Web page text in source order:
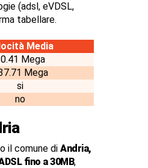
(adsl, eVDSL,
tabellare.
Media
Mega
Mega
si
no
il comune di Andria,
fino a 30MB,